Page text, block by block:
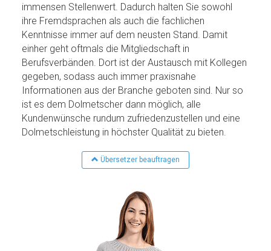
immensen Stellenwert. Dadurch halten Sie sowohl
ihre Fremdsprachen als auch die fachlichen
Kenntnisse immer auf dem neusten Stand. Damit
einher geht oftmals die Mitgliedschaft in
Berufsverbänden. Dort ist der Austausch mit Kollegen
gegeben, sodass auch immer praxisnahe
Informationen aus der Branche geboten sind. Nur so
ist es dem Dolmetscher dann möglich, alle
Kundenwünsche rundum zufriedenzustellen und eine
Dolmetschleistung in höchster Qualität zu bieten.
Übersetzer beauftragen